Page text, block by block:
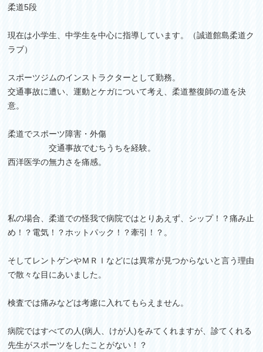
柔道5段
現在は小学生、中学生を中心に指導しています。（誠道館島柔道ク
ラブ）
スポーツジムのインストラクターとして勤務。
交通事故に遭い、運動とケガについて考え、柔道整復師の道を決
意。
柔道でスポーツ障害・外傷
交通事故でむちうちを経験。
西洋医学の無力さを痛感。
私の場合、柔道での怪我で病院ではとりあえず、シップ！？痛み止
め！？電気！？ホットパック！？牽引！？。
そしてレントゲンやＭＲＩなどには異常が見つからないと言う理由
で散々な目にあいました。
検査では痛みなどは考慮に入れてもらえません。
病院ではすべての人(病人、けが人)をみてくれますが、診てくれる
先生がスポーツをしたことがない！？